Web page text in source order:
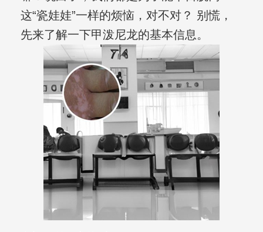
这“瓷娃娃”一样的烦恼，对不对？ 别慌，
先来了解一下甲泼尼龙的基本信息。